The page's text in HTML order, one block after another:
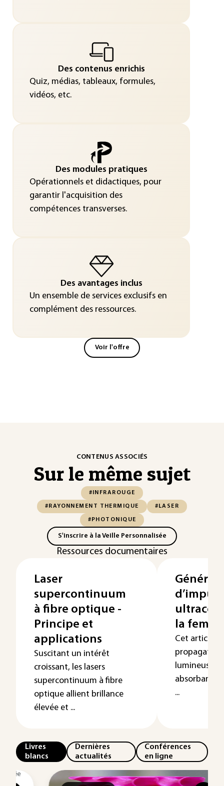
Des contenus enrichis
Quiz, médias, tableaux, formules,
vidéos, etc.
Des modules pratiques
Opérationnels et didactiques, pour
garantir l'acquisition des
compétences transverses.
Des avantages inclus
Un ensemble de services exclusifs en
complément des ressources.
Voir l'offre
CONTENUS ASSOCIÉS
Sur le même sujet
#INFRAROUGE
#RAYONNEMENT THERMIQUE #LASER
#PHOTONIQUE
S'inscrire à la Veille Personnalisée
Ressources documentaires
Laser
supercontinuum
à fibre optique -
Principe et
applications
Suscitant un intérêt
croissant, les lasers
supercontinuum à fibre
optique allient brillance
élevée et ...
la
Cet article
propagation
lumineuses
absorbant
...
Livres
blancs
Dernières
actualités
Conférences
en ligne